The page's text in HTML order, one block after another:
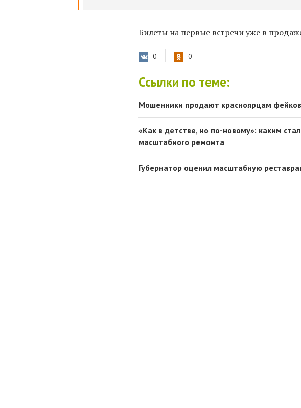
Билеты на первые встречи уже в
0 0
Ссылки по теме:
Мошенники продают красноярцам
«Как в детстве, но по-новому»: каким
масштабного ремонта
Губернатор оценил масштабную